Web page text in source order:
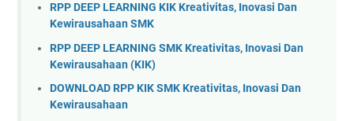
RPP DEEP LEARNING KIK Kreativitas, Inovasi Dan
Kewirausahaan SMK
RPP DEEP LEARNING SMK Kreativitas, Inovasi Dan
Kewirausahaan (KIK)
DOWNLOAD RPP KIK SMK Kreativitas, Inovasi Dan
Kewirausahaan